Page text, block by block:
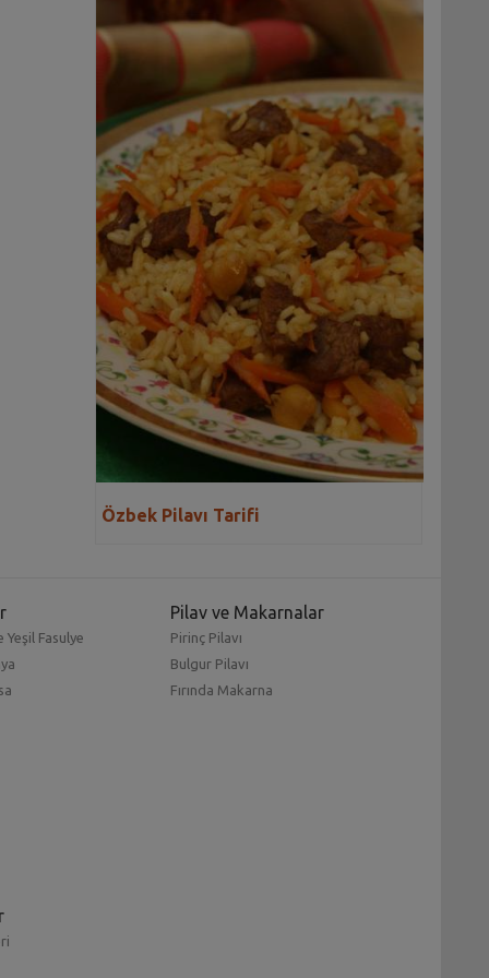
Özbek Pilavı Tarifi
Yeşil Fasulye
Pilav ve Makarnalar
Pirinç Pilavı
Bulgur Pilavı
Fırında Makarna